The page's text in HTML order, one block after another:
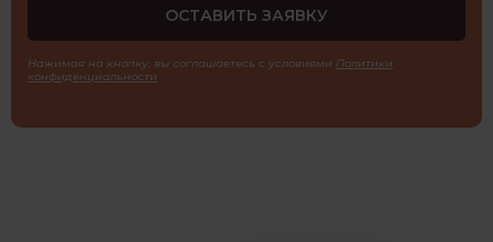
Нажимая на кнопку, вы соглашаетесь с условиями Политики
конфиденциальности